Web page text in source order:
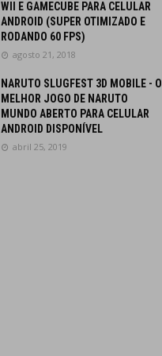
WII E GAMECUBE PARA CELULAR
ANDROID (SUPER OTIMIZADO E
RODANDO 60 FPS)
agosto 21, 2018
NARUTO SLUGFEST 3D MOBILE - O
MELHOR JOGO DE NARUTO
MUNDO ABERTO PARA CELULAR
ANDROID DISPONÍVEL
abril 25, 2019